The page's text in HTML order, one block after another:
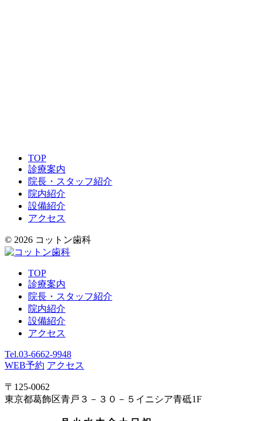
TOP
診療案内
院長・スタッフ紹介
院内紹介
設備紹介
アクセス
© 2026 コットン歯科
TOP
診療案内
院長・スタッフ紹介
院内紹介
設備紹介
アクセス
Tel.03-6662-9948
WEB予約 アクセス
〒125-0062
東京都葛飾区青戸３－３０－５イニシア青砥1F